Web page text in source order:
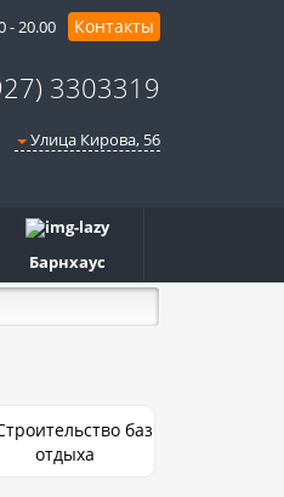
- 20.00 Контакты
3303319
Улица Кирова, 56
Барнхаус